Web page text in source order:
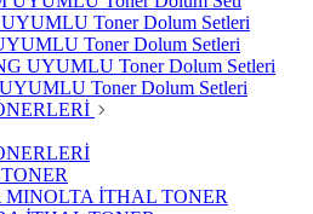
Toner Dolum Setleri
Toner Dolum Setleri
UYUMLU Toner Dolum Setleri
Toner Dolum Setleri
İTHAL TONER